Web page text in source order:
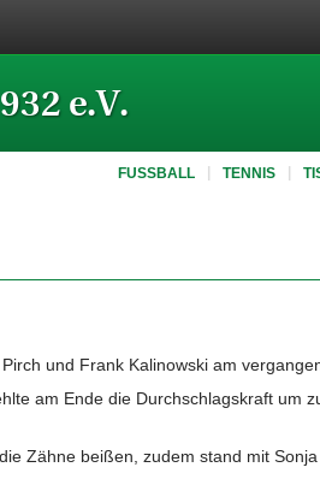
e.V.
FUSSBALL TENNIS
und Frank Kalinowski am
am Ende die Durchschlagskraft um
Zähne beißen, zudem stand mit